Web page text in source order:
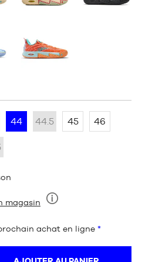
44 44.5 45 46
magasin
achat en ligne *